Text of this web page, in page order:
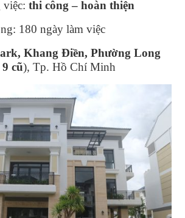
việc:thi công – hoàn thiện
180 ngày làm việc
Khang Điền, Phường Long
cũ), Tp. Hồ Chí Minh